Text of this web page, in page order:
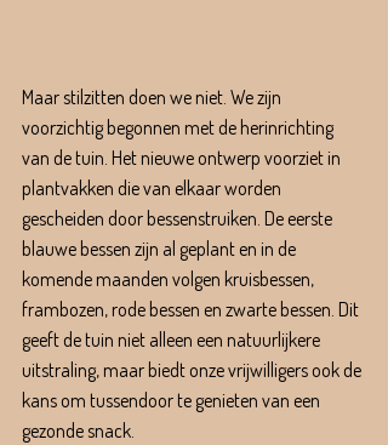
Maar stilzitten doen we niet. We zijn
voorzichtig begonnen met de herinrichting
van de tuin. Het nieuwe ontwerp voorziet in
plantvakken die van elkaar worden
gescheiden door bessenstruiken. De eerste
blauwe bessen zijn al geplant en in de
komende maanden volgen kruisbessen,
frambozen, rode bessen en zwarte bessen. Dit
geeft de tuin niet alleen een natuurlijkere
uitstraling, maar biedt onze vrijwilligers ook de
kans om tussendoor te genieten van een
gezonde snack.